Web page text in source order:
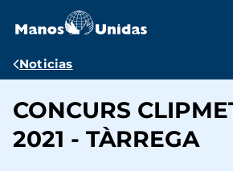
contenido
Ruta
navegación
Noticias
CONCURS
2021 - TÀRREGA